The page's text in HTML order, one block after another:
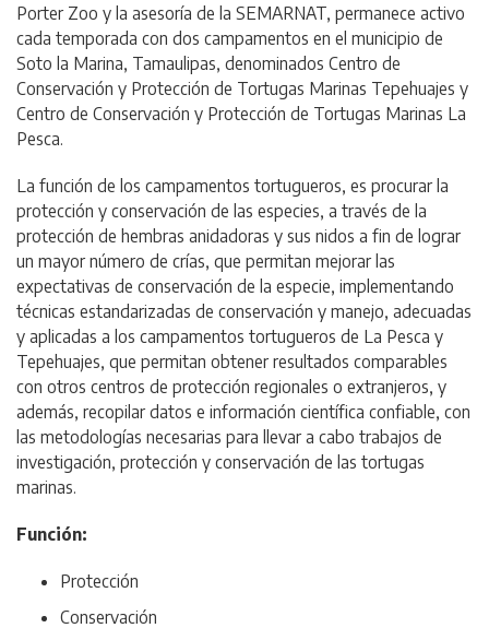
Porter Zoo y la asesoría de la SEMARNAT, permanece activo
cada temporada con dos campamentos en el municipio de
Soto la Marina, Tamaulipas, denominados Centro de
Conservación y Protección de Tortugas Marinas Tepehuajes y
Centro de Conservación y Protección de Tortugas Marinas La
Pesca.
La función de los campamentos tortugueros, es procurar la
protección y conservación de las especies, a través de la
protección de hembras anidadoras y sus nidos a fin de lograr
un mayor número de crías, que permitan mejorar las
expectativas de conservación de la especie, implementando
técnicas estandarizadas de conservación y manejo, adecuadas
y aplicadas a los campamentos tortugueros de La Pesca y
Tepehuajes, que permitan obtener resultados comparables
con otros centros de protección regionales o extranjeros, y
además, recopilar datos e información científica confiable, con
las metodologías necesarias para llevar a cabo trabajos de
investigación, protección y conservación de las tortugas
marinas.
Función:
Protección
Conservación